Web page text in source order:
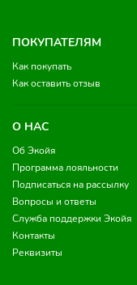
ПОКУПАТЕЛЯМ
Как покупать
Как оставить отзыв
О НАС
Об Экойя
Программа лояльности
Подписаться на рассылку
Вопросы и ответы
Служба поддержки Экойя
Контакты
Реквизиты